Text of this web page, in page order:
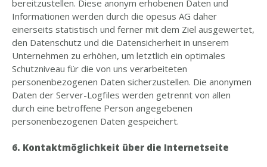
bereitzustellen. Diese anonym erhobenen Daten und
Informationen werden durch die opesus AG daher
einerseits statistisch und ferner mit dem Ziel ausgewertet,
den Datenschutz und die Datensicherheit in unserem
Unternehmen zu erhöhen, um letztlich ein optimales
Schutzniveau für die von uns verarbeiteten
personenbezogenen Daten sicherzustellen. Die anonymen
Daten der Server-Logfiles werden getrennt von allen
durch eine betroffene Person angegebenen
personenbezogenen Daten gespeichert.
6. Kontaktmöglichkeit über die Internetseite